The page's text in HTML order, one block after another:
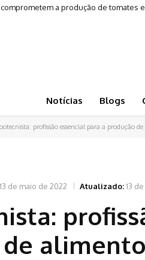
e investimento movimentam a
Notícias Blogs
profissão essencial para a produção
13 de maio de 2022 Atualizado:13